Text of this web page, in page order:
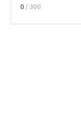
0 / 300